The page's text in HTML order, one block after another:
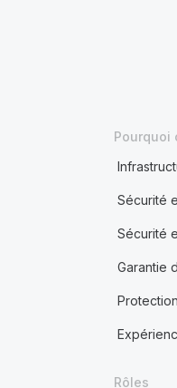
Pourquoi
Sécurité
Sécurité
Garantie
Rôles